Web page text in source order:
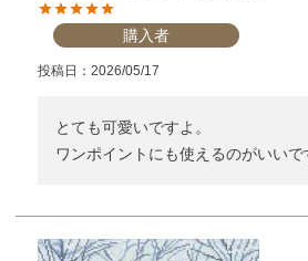
購入者
投稿日 2026/05/17
とても可愛いですよ。
ワンポイントにも使えるのがいいで